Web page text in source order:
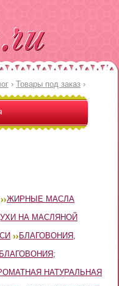
› Товары под заказ ›
ЖИРНЫЕ МАСЛА
НА МАСЛЯНОЙ
БЛАГОВОНИЯ,
НАТУРАЛЬНАЯ